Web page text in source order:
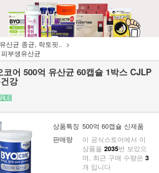
산균 종균, 락토핏..
부생유산균
어 500억 유산균 60캡슐 1박스 CJLP
강
상품특징 500억 60캡슐 신제품
판매량
이 공식스토어에서 이
상품을2035번 보았으
며, 최근 구매 수량은3
개 입니다